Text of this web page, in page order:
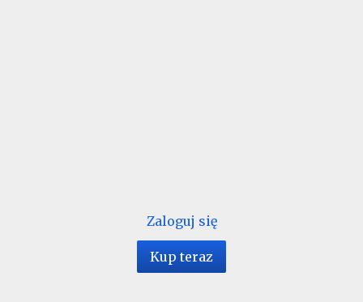
Zaloguj się
Kup teraz